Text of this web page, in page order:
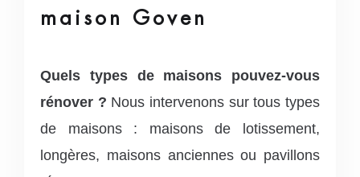
maison Goven
Quels types de maisons pouvez-vous
rénover ? Nous intervenons sur tous types
de maisons : maisons de lotissement,
longères, maisons anciennes ou pavillons